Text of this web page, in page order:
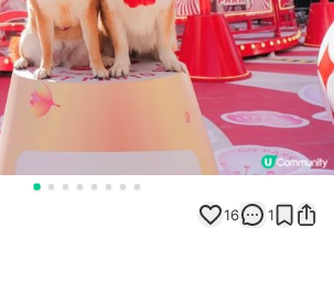
16 1